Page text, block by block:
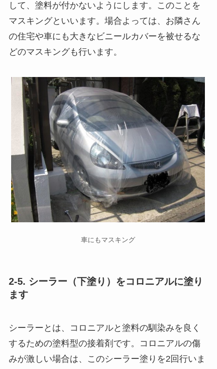
して、塗料が付かないようにします。このことを
マスキングといいます。場合よっては、お隣さん
の住宅や車にも大きなビニールカバーを被せるな
どのマスキングも行います。
車にもマスキング
2-5. シーラー（下塗り）をコロニアルに塗り
ます
シーラーとは、コロニアルと塗料の馴染みを良く
するための塗料型の接着剤です。コロニアルの傷
みが激しい場合は、このシーラー塗りを2回行いま